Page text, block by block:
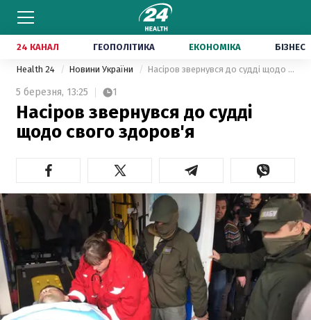
24 КАНАЛ ГЕОПОЛІТИКА ЕКОНОМІКА БІЗНЕС
Health 24 Новини України Насіров звернувся до судді щодо свого здоров'я
5 березня, 13:25 1
Насіров звернувся до судді
щодо свого здоров'я